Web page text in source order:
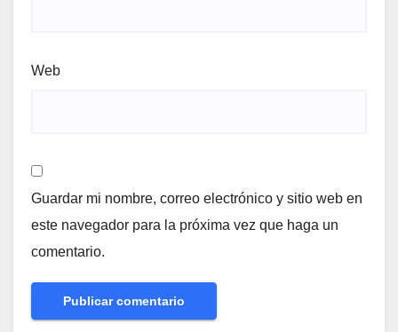
Web
Guardar mi nombre, correo electrónico y sitio web en
este navegador para la próxima vez que haga un
comentario.